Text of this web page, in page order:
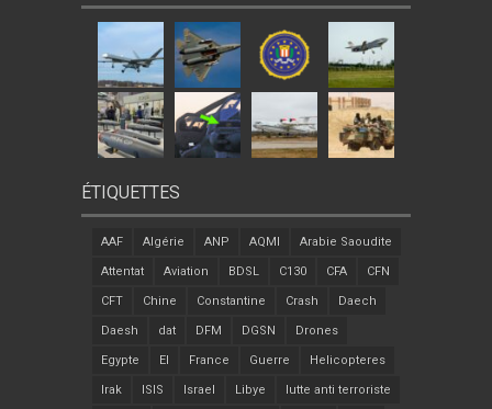
ÉTIQUETTES
AAF Algérie ANP AQMI Arabie Saoudite
Attentat Aviation BDSL C130 CFA CFN
CFT Chine Constantine Crash Daech
Daesh dat DFM DGSN Drones
Egypte EI France Guerre Helicopteres
Irak ISIS Israel Libye lutte anti terroriste